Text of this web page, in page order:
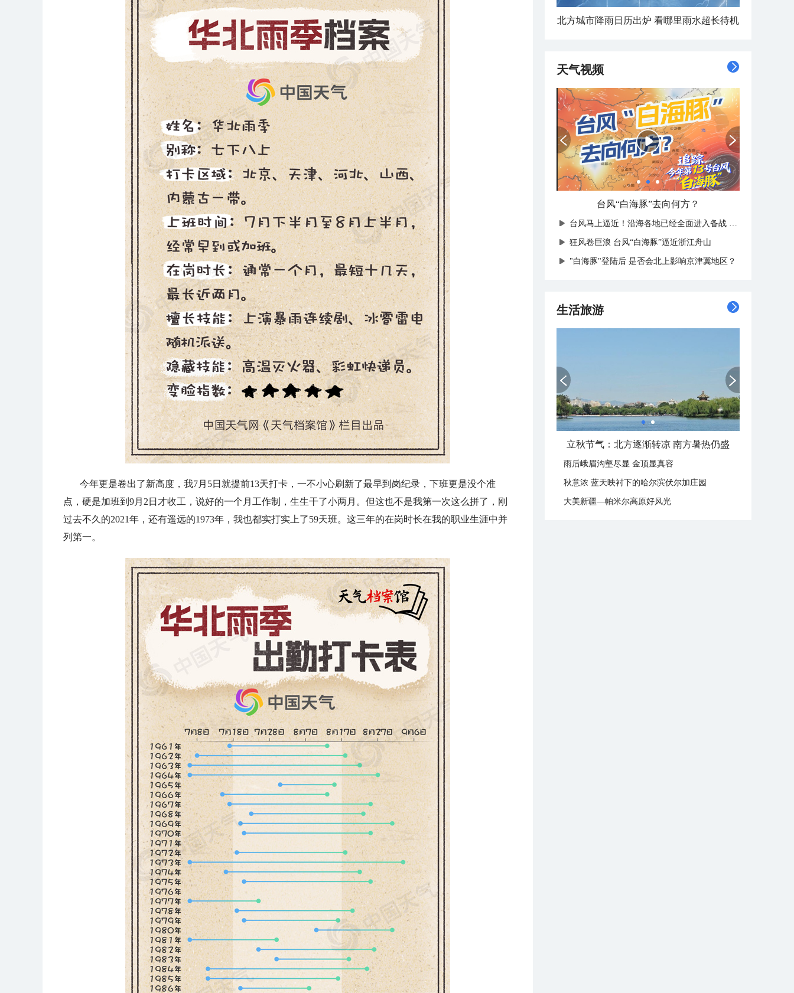
今年更是卷出了新高度，我7月5日就提前13天打卡，一不小心刷新了最早到岗纪录，下班更是没个准
点，硬是加班到9月2日才收工，说好的一个月工作制，生生干了小两月。但这也不是我第一次这么拼了，刚
过去不久的2021年，还有遥远的1973年，我也都实打实上了59天班。这三年的在岗时长在我的职业生涯中并
列第一。
台风数字画像：马拉松台风“白海豚”将影响十余省份
天气视频
北京天气 终于送走高温
台风马上逼近！沿海各地已经全面进入备战状态
狂风卷巨浪 台风“白海豚”逼近浙江舟山
"白海豚"登陆后 是否会北上影响京津冀地区？
生活旅游
雨后峨眉沟壑尽显 金顶显真容
秋意浓 蓝天映衬下的哈尔滨伏尔加庄园
大美新疆—帕米尔高原好风光